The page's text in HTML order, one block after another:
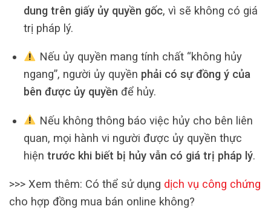
dung trên giấy ủy quyền gốc, vì sẽ không có giá
trị pháp lý.
Nếu ủy quyền mang tính chất “không hủy
ngang”, người ủy quyền phải có sự đồng ý của
bên được ủy quyền để hủy.
Nếu không thông báo việc hủy cho bên liên
quan, mọi hành vi người được ủy quyền thực
hiện trước khi biết bị hủy vẫn có giá trị pháp lý.
>>> Xem thêm: Có thể sử dụng dịch vụ công chứng
cho hợp đồng mua bán online không?